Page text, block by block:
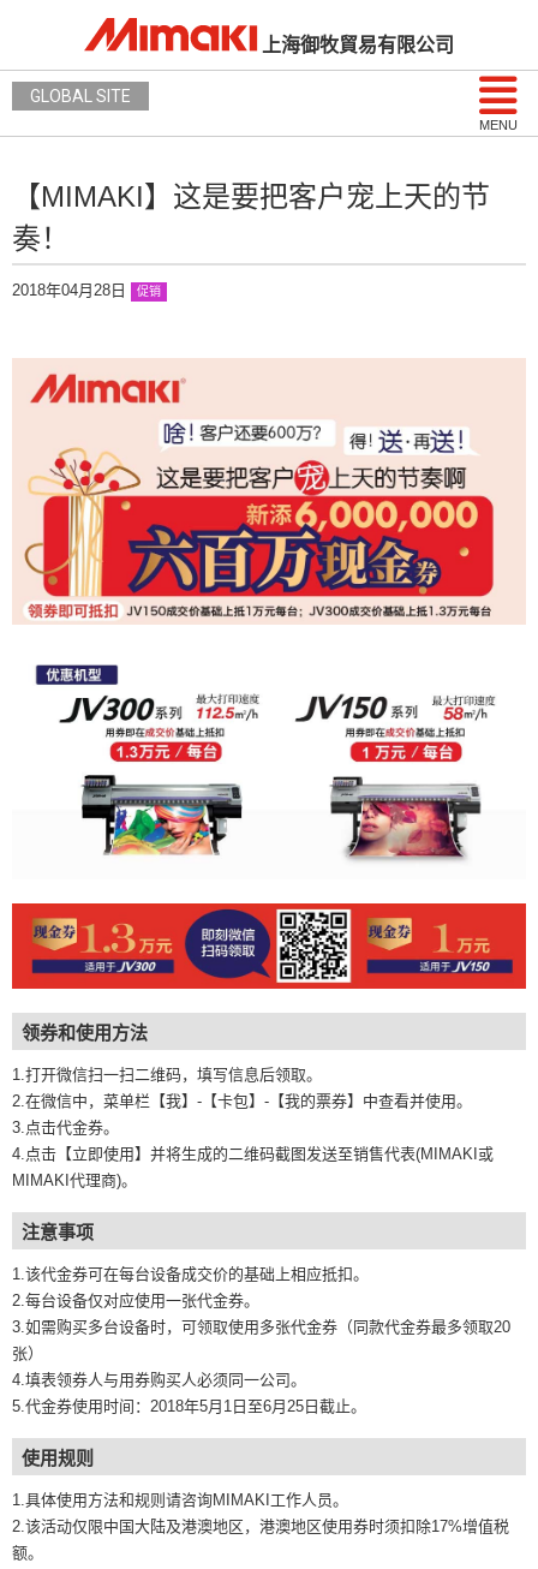
上海御牧貿易有限公司
MENU
GLOBAL SITE
【MIMAKI】这是要把客户宠上天的节
奏！
2018年04月28日 促销
领券和使用方法
1.打开微信扫一扫二维码，填写信息后领取。
2.在微信中，菜单栏【我】-【卡包】-【我的票券】中查看并使用。
3.点击代金券。
4.点击【立即使用】并将生成的二维码截图发送至销售代表(MIMAKI或
MIMAKI代理商)。
注意事项
1.该代金券可在每台设备成交价的基础上相应抵扣。
2.每台设备仅对应使用一张代金券。
3.如需购买多台设备时，可领取使用多张代金券（同款代金券最多领取20
张）
4.填表领券人与用券购买人必须同一公司。
5.代金券使用时间：2018年5月1日至6月25日截止。
使用规则
1.具体使用方法和规则请咨询MIMAKI工作人员。
2.该活动仅限中国大陆及港澳地区，港澳地区使用券时须扣除17%增值税
额。